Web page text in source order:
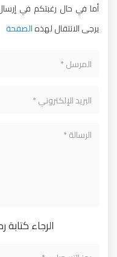
أما في حال رغبتكم في
يرجى الانتقال لهذهالصفحة
الرجاء كتابة